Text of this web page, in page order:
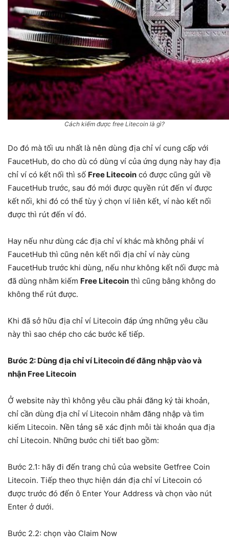
Cách kiếm được free Litecoin là gì?
Do đó mà tối ưu nhất là nên dùng địa chỉ ví cung cấp với
FaucetHub, do cho dù có dùng ví của ứng dụng này hay địa
chỉ ví có kết nối thì số Free Litecoin có được cũng gửi về
FaucetHub trước, sau đó mới được quyền rút đến ví được
kết nối, khi đó có thể tùy ý chọn ví liên kết, ví nào kết nối
được thì rút đến ví đó.
Hay nếu như dùng các địa chỉ ví khác mà không phải ví
FaucetHub thì cũng nên kết nối địa chỉ ví này cùng
FaucetHub trước khi dùng, nếu như không kết nối được mà
đã dùng nhằm kiếm Free Litecoin thì cũng bằng không do
không thể rút được.
Khi đã sở hữu địa chỉ ví Litecoin đáp ứng những yêu cầu
này thì sao chép cho các bước kế tiếp.
Bước 2: Dùng địa chỉ ví Litecoin để đăng nhập vào và
nhận Free Litecoin
Ở website này thì không yêu cầu phải đăng ký tài khoản,
chỉ cần dùng địa chỉ ví Litecoin nhằm đăng nhập và tìm
kiếm Litecoin. Nền tảng sẽ xác định mỗi tài khoản qua địa
chỉ Litecoin. Những bước chi tiết bao gồm:
Bước 2.1: hãy đi đến trang chủ của website Getfree Coin
Litecoin. Tiếp theo thực hiện dán địa chỉ ví Litecoin có
được trước đó đến ô Enter Your Address và chọn vào nút
Enter ở dưới.
Bước 2.2: chọn vào Claim Now